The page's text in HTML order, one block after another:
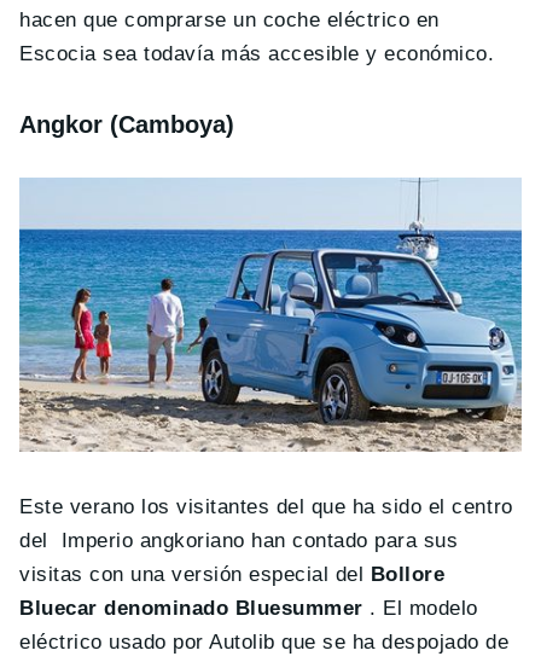
hacen que comprarse un coche eléctrico en
Escocia sea todavía más accesible y económico.
Angkor (Camboya)
Este verano los visitantes del que ha sido el centro
del Imperio angkoriano han contado para sus
visitas con una versión especial del Bollore
Bluecar denominado Bluesummer . El modelo
eléctrico usado por Autolib que se ha despojado de